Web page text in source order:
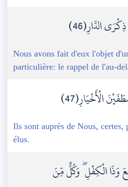
الدَّارِ(46)
Nous avons fait d'eux l'objet
particulière: le rappel de l'au-
الْأَخْيَارِ(47)
Ils sont auprès de Nous,
élus.
وَذَا الْكِفْلِ ۖ وَكُلٌّ مِّنَ